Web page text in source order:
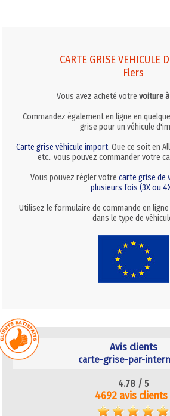
CARTE GRISE VEHICULE
Flers
Vous avez acheté votrevoiture
Commandez également en ligne en
grise pour un véhicule
Carte grise véhicule import. Que ce soit en
etc.. vous pouvez commander votre
Vous pouvez régler votrecarte grise de
plusieurs fois (3X ou
Utilisez le formulaire de commande en
dans le type de
Avis clients
carte-grise-par-
4.78 /5
4692 avis clients